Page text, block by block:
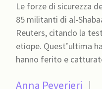
Le forze di sicurezza
85 militanti di al-Shabaab, o
Reuters, citando la
etiope. Quest’ultima
Anna Peverieri |